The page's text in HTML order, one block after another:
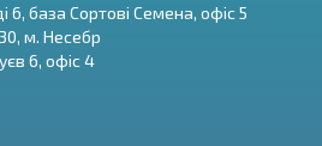
6, база Сортові Семена, офіс 5
, м. Несебр
6, офіс 4